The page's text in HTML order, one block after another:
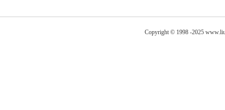
Copyright © 1998 -2025